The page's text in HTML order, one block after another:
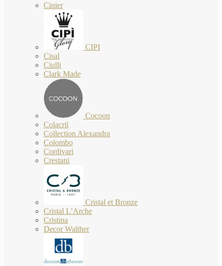
Cinier
CIPI
Cisal
Ciulli
Clark Made
Cocoon
Colacril
Collection Alexandra
Colombo
Cordivari
Crestani
Cristal et Bronze
Cristal L’Arche
Cristina
Decor Walther